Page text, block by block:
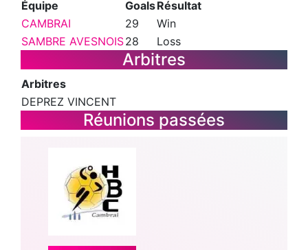
Équipe GoalsRésultat
CAMBRAI
29
Win
SAMBRE AVESNOIS28 Loss
Arbitres
Arbitres
DEPREZ VINCENT
Réunions passées